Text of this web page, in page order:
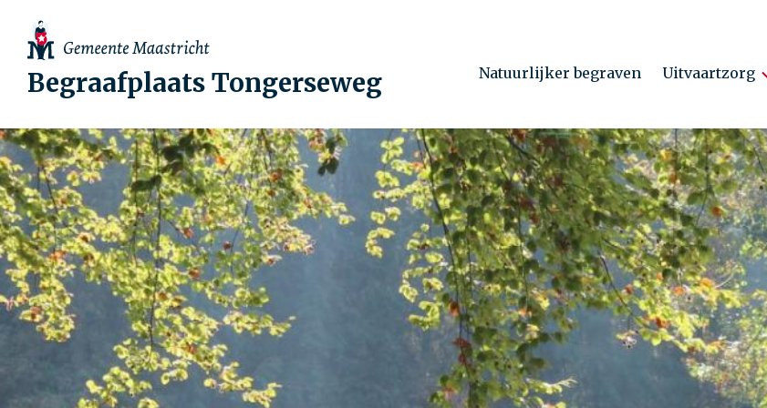
Begraafplaats Tongerseweg Natuurlijker begraven Uitvaartzorg